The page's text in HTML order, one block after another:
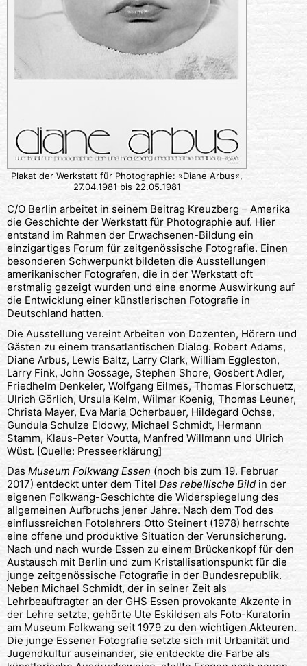
Plakat der Werkstatt für Photographie: »Diane Arbus«,
27.04.1981 bis 22.05.1981
C/O Berlin arbeitet in seinem Beitrag Kreuzberg – Amerika
die Geschichte der Werkstatt für Photographie auf. Hier
entstand im Rahmen der Erwachsenen-Bildung ein
einzigartiges Forum für zeitgenössische Fotografie. Einen
besonderen Schwerpunkt bildeten die Ausstellungen
amerikanischer Fotografen, die in der Werkstatt oft
erstmalig gezeigt wurden und eine enorme Auswirkung auf
die Entwicklung einer künstlerischen Fotografie in
Deutschland hatten.
Die Ausstellung vereint Arbeiten von Dozenten, Hörern und
Gästen zu einem transatlantischen Dialog. Robert Adams,
Diane Arbus, Lewis Baltz, Larry Clark, William Eggleston,
Larry Fink, John Gossage, Stephen Shore, Gosbert Adler,
Friedhelm Denkeler, Wolfgang Eilmes, Thomas Florschuetz,
Ulrich Görlich, Ursula Kelm, Wilmar Koenig, Thomas Leuner,
Christa Mayer, Eva Maria Ocherbauer, Hildegard Ochse,
Gundula Schulze Eldowy, Michael Schmidt, Hermann
Stamm, Klaus-Peter Voutta, Manfred Willmann und Ulrich
Wüst. [Quelle: Presseerklärung]
Das Museum Folkwang Essen (noch bis zum 19. Februar
2017) entdeckt unter dem Titel Das rebellische Bild in der
eigenen Folkwang-Geschichte die Widerspiegelung des
allgemeinen Aufbruchs jener Jahre. Nach dem Tod des
einflussreichen Fotolehrers Otto Steinert (1978) herrschte
eine offene und produktive Situation der Verunsicherung.
Nach und nach wurde Essen zu einem Brückenkopf für den
Austausch mit Berlin und zum Kristallisationspunkt für die
junge zeitgenössische Fotografie in der Bundesrepublik.
Neben Michael Schmidt, der in seiner Zeit als
Lehrbeauftragter an der GHS Essen provokante Akzente in
der Lehre setzte, gehörte Ute Eskildsen als Foto-Kuratorin
am Museum Folkwang seit 1979 zu den wichtigen Akteuren.
Die junge Essener Fotografie setzte sich mit Urbanität und
Jugendkultur auseinander, sie entdeckte die Farbe als